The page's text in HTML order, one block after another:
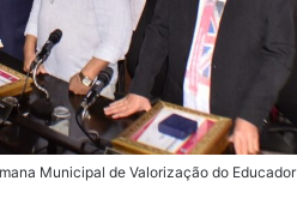
Municipal de Valorização do Educador